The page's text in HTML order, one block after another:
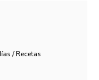
/ Recetas